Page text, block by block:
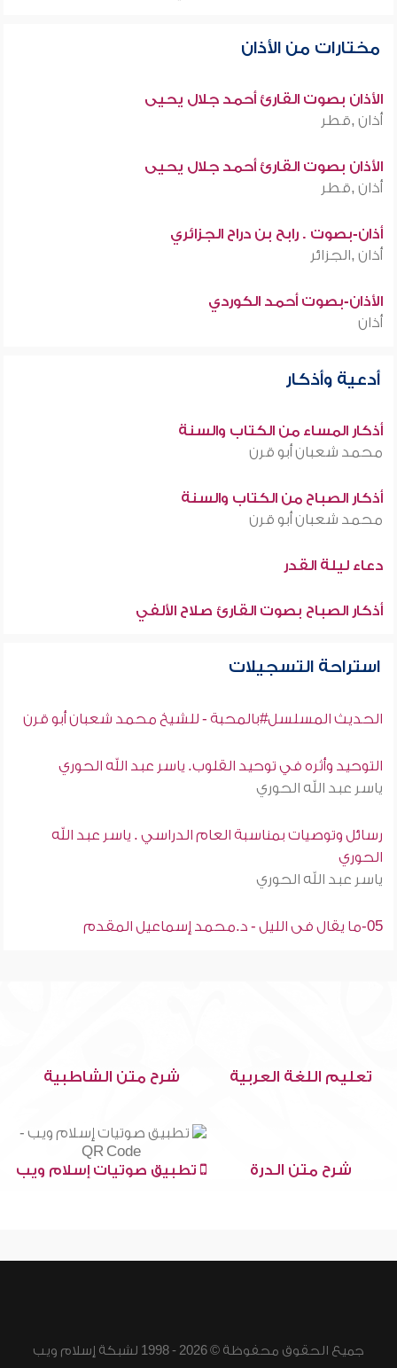
مختارات من الأذان
الأذان بصوت القارئ أحمد جلال يحيى
أذان ,قطر
الأذان بصوت القارئ أحمد جلال يحيى
أذان ,قطر
أذان-بصوت . رابح بن دراح الجزائري
أذان ,الجزائر
الأذان-بصوت أحمد الكوردي
أذان
أدعية وأذكار
أذكار المساء من الكتاب والسنة
محمد شعبان أبو قرن
أذكار الصباح من الكتاب والسنة
محمد شعبان أبو قرن
دعاء ليلة القدر
أذكار الصباح بصوت القارئ صلاح الألفي
استراحة التسجيلات
الحديث المسلسل#بالمحبة - للشيخ محمد شعبان أبو قرن
التوحيد وأثره في توحيد القلوب. ياسر عبد الله الحوري
ياسر عبد الله الحوري
رسائل وتوصيات بمناسبة العام الدراسي . ياسر عبد الله
الحوري
ياسر عبد الله الحوري
05-ما يقال فى الليل - د.محمد إسماعيل المقدم
تعليم اللغة العربية شرح متن الشاطبية
شرح متن الدرة تطبيق صوتيات إسلام ويب
جميع الحقوق محفوظة © 2026 - 1998 لشبكة إسلام ويب